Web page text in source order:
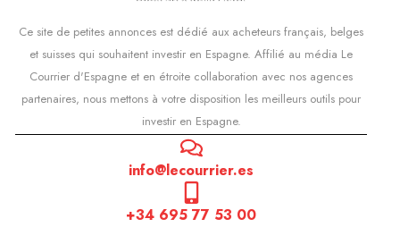
Ce site de petites annonces est dédié aux acheteurs français, belges
et suisses qui souhaitent investir en Espagne. Affilié au média Le
Courrier d'Espagne et en étroite collaboration avec nos agences
partenaires, nous mettons à votre disposition les meilleurs outils pour
investir en Espagne.
info@lecourrier.es
+34 695 77 53 00